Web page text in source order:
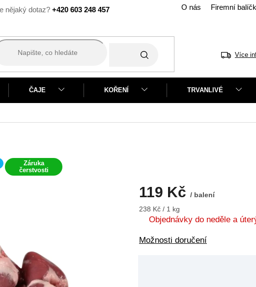
+420 603 248 457 O nás Firemní
Více
ČAJE KOŘENÍ TRVANLIVÉ
Záruka
čerstvosti
119 Kč / balení
Měrná
cena:
238 Kč / 1 kg
Objednávky do neděle a
Možnosti doručení